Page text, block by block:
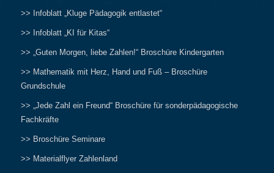
>> Infoblatt „Kluge Pädagogik entlastet“
>> Infoblatt „KI für Kitas“
>> „Guten Morgen, liebe Zahlen!“ Broschüre Kindergarten
>> Mathematik mit Herz, Hand und Fuß – Broschüre
Grundschule
>> „Jede Zahl ein Freund“ Broschüre für sonderpädagogische
Fachkräfte
>> Broschüre Seminare
>> Materialflyer Zahlenland